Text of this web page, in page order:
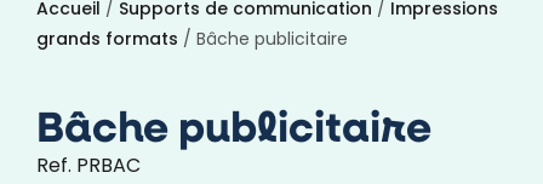
Accueil / Supports de communication / Impressions
grands formats / Bâche publicitaire
Bâche publicitaire
Ref. PRBAC